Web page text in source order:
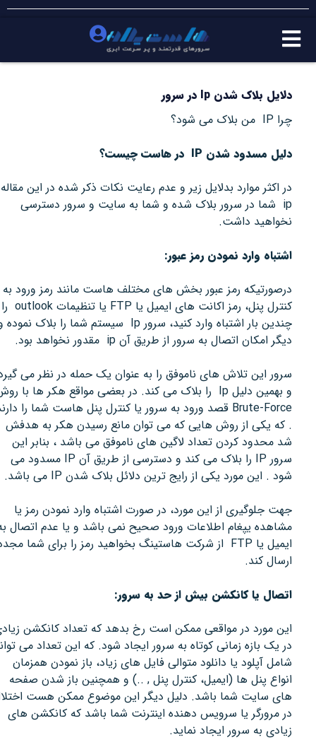
دلایل بلاک شدن Ip در سرور
چرا IP من بلاک می شود؟
دلیل مسدود شدن IP در هاست چیست؟
در اکثر موارد بدلایل زیر و عدم رعایت نکات ذکر شده در این مقاله
ip شما در سرور بلاک شده و شما به سایت و سرور دسترسی
نخواهید داشت.
اشتباه وارد نمودن رمز عبور:
درصورتیکه رمز عبور بخش های مختلف هاست مانند رمز ورود به
کنترل پنل، رمز اکانت های ایمیل یا FTP یا تنظیمات outlook را
چندین بار اشتباه وارد کنید، سرور Ip سیستم شما را بلاک نموده و
دیگر امکان اتصال به سرور از طریق آن ip مقدور نخواهد بود.
سرور این تلاش های ناموفق را به عنوان یک حمله در نظر می گیرد
و بهمین دلیل Ip را بلاک می کند. در بعضی مواقع هکر ها با روش
Brute-Force قصد ورود به سرور یا کنترل پنل هاست شما را دارند
. که یکی از روش هایی که می توان مانع رسیدن هکر به هدفش
شد محدود کردن تعداد لاگین های ناموفق می باشد ، بنابر این
سرور IP را بلاک می کند و دسترسی از طریق آن IP مسدود می
شود . این مورد یکی از رایج ترین دلائل بلاک شدن IP می باشد.
جهت جلوگیری از این مورد، در صورت اشتباه وارد نمودن رمز یا
مشاهده یپغام اطلاعات ورود صحیح نمی باشد و یا عدم اتصال به
ایمیل یا FTP از شرکت هاستینگ بخواهید رمز را برای شما مجدد
ارسال کند.
اتصال یا کانکشن بیش از حد به سرور:
این مورد در مواقعی ممکن است رخ بدهد که تعداد کانکشن زیادی
در یک بازه زمانی کوتاه به سرور ایجاد شود. که این تعداد می تواند
شامل آپلود یا دانلود متوالی فایل های زیاد، باز نمودن همزمان
انواع پنل ها (ایمیل، کنترل پنل , ..) و همچنین باز شدن صفحه
های سایت شما باشد. دلیل دیگر این موضوع ممکن هست اختلال
در مرورگر یا سرویس دهنده اینترنت شما باشد که کانکشن های
زیادی به سرور ایجاد نماید.